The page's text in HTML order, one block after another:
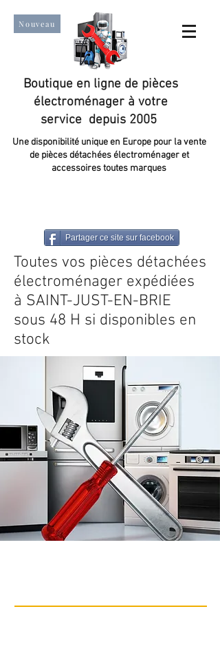
Nouveau
Boutique en ligne de pièces
électroménager à votre
service depuis 2005
Une disponibilité unique en Europe pour la vente
de pièces détachées électroménager et
accessoires toutes marques
Partager ce site sur facebook
Toutes vos pièces détachées
électroménager expédiées
à SAINT-JUST-EN-BRIE
sous 48 H si disponibles en
stock